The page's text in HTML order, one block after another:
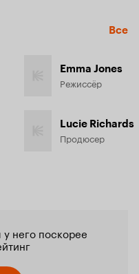
Все
Emma Jones
Режиссёр
Lucie Richards
Продюсер
него поскорее